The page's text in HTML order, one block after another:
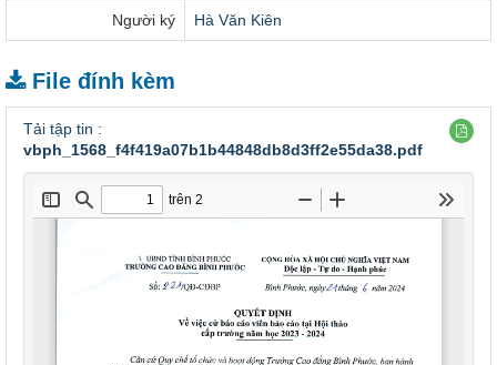
Người ký Hà Văn Kiên
File đính kèm
Tải tập tin :
vbph_1568_f4f419a07b1b44848db8d3ff2e55da38.pdf